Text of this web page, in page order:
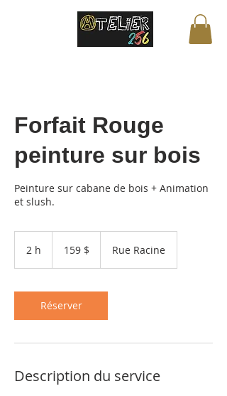
Forfait Rouge
peinture sur bois
Peinture sur cabane de bois + Animation
et slush.
2 h 159 $ Rue Racine
Réserver
Description du service